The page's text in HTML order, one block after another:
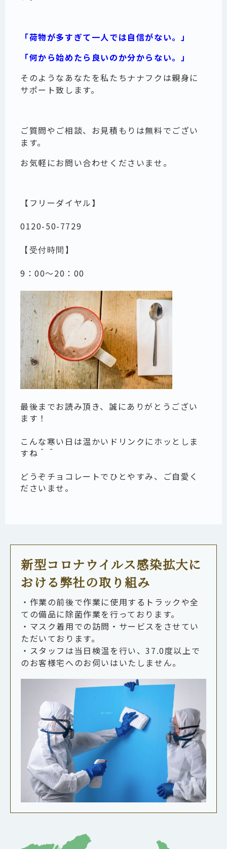
「荷物が多すぎて一人では自信がない。」
「何から始めたら良いのか分からない。」
そのようなあなたを私たちナナフクは親身に
サポート致します。
ご質問やご相談、お見積もりは無料でござい
ます。
お気軽にお問い合わせくださいませ。
【フリーダイヤル】
0120-50-7729
【受付時間】
9：00～20：00
最後までお読み頂き、誠にありがとうござい
ます！
こんな寒い日は温かいドリンクにホッとしま
すね＾＾
どうぞチョコレートでひとやすみ、ご自愛く
ださいませ。
新型コロナウイルス感染拡大に
おける弊社の取り組み
・作業の前後で作業に使用するトラックや全
ての備品に除菌作業を行っております。
・マスク着用での訪問・サービスをさせてい
ただいております。
・スタッフは当日検温を行い、37.0度以上で
のお客様宅へのお伺いはいたしません。